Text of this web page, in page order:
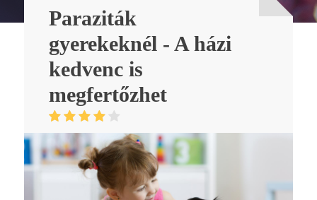
Paraziták
gyerekeknél - A házi
kedvenc is
megfertőzhet